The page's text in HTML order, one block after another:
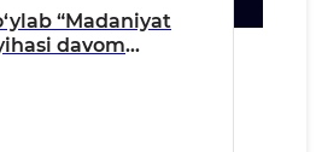
“Madaniyat
davom